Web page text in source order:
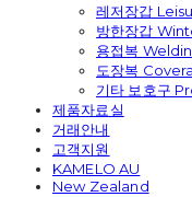
레저장갑
방한장갑
용접복
도장복
기타 보호구
제품자료실
거래안내
고객지원
KAMELO AU
New Zealand